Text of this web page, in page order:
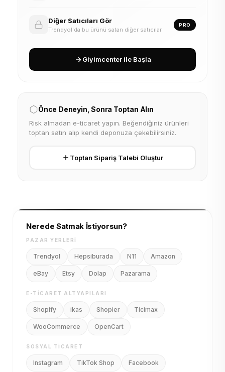
Diğer Satıcıları Gör
Trendyol'da bu ürünü satan diğer satıcılar
PRO
Giyimcenter ile Başla
Önce Deneyin, Sonra Toptan Alın
Risk almadan e-ticaret yapın. Beğendiğiniz ürünleri
toptan satın alıp kendi deponuza çekebilirsiniz.
Toptan Sipariş Talebi Oluştur
Nerede Satmak İstiyorsun?
PAZAR YERLERI
Trendyol Hepsiburada N11 Amazon
eBay Etsy Dolap Pazarama
E-TICARET ALTYAPILARI
Shopify ikas Shopier Ticimax
WooCommerce OpenCart
SOSYAL TICARET
Instagram TikTok Shop Facebook